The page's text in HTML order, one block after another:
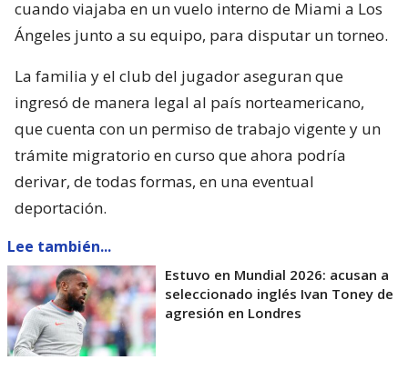
cuando viajaba en un vuelo interno de Miami a Los
Ángeles junto a su equipo, para disputar un torneo.
La familia y el club del jugador aseguran que
ingresó de manera legal al país norteamericano,
que cuenta con un permiso de trabajo vigente y un
trámite migratorio en curso que ahora podría
derivar, de todas formas, en una eventual
deportación.
Lee también...
Estuvo en Mundial 2026: acusan a
seleccionado inglés Ivan Toney de
agresión en Londres